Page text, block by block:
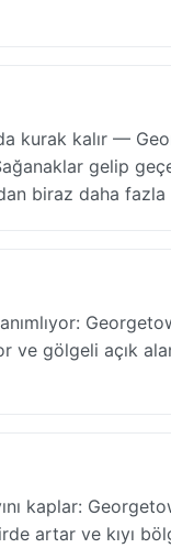
kurak kalır —
gelip
biraz daha
ve gölgeli açık
kaplar:
artar ve kıyı